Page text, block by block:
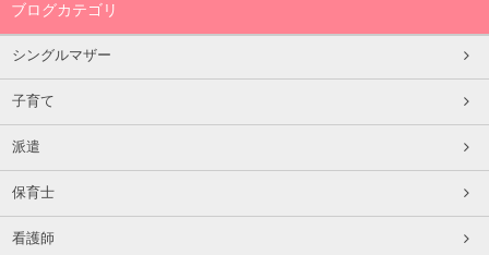
ブログカテゴリ
シングルマザー
子育て
派遣
保育士
看護師